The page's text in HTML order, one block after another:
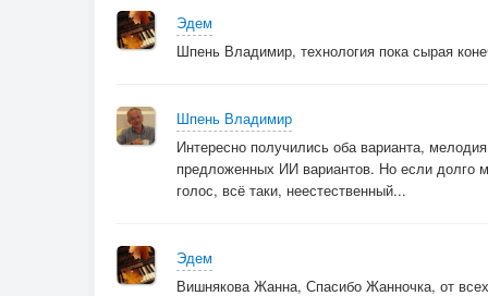
Эдем
Шпень Владимир, технология пока сырая
Шпень Владимир
Интересно получились оба варианта,
предложенных ИИ вариантов. Но если долго
голос, всё таки, неестественный...
Эдем
Вишнякова Жанна, Спасибо Жанночка, от